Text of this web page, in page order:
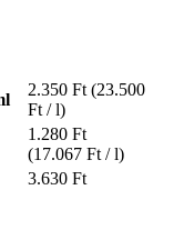
2.350 Ft (23.500
Ft / l)
1.280 Ft
(17.067 Ft / l)
3.630 Ft